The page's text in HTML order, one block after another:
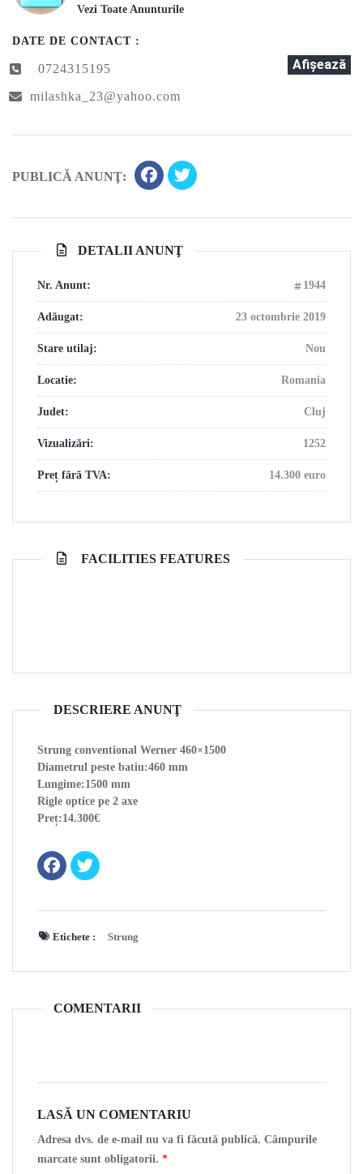
Vezi Toate Anunturile
DATE DE CONTACT :
0724315195 Afişează
milashka_23@yahoo.com
PUBLICĂ ANUNŢ:
DETALII ANUNŢ
Nr. Anunt: 1944
Adăugat: 23 octombrie 2019
Stare utilaj: Nou
Locatie: Romania
Judet: Cluj
Vizualizări: 1252
Preț fără TVA: 14.300 euro
FACILITIES FEATURES
DESCRIERE ANUNŢ
Strung conventional Werner 460×1500
Diametrul peste batiu:460 mm
Lungime:1500 mm
Rigle optice pe 2 axe
Preț:14.300€
Etichete : Strung
COMENTARII
LASĂ UN COMENTARIU
Adresa dvs. de e-mail nu va fi făcută publică. Câmpurile
marcate sunt obligatorii. *